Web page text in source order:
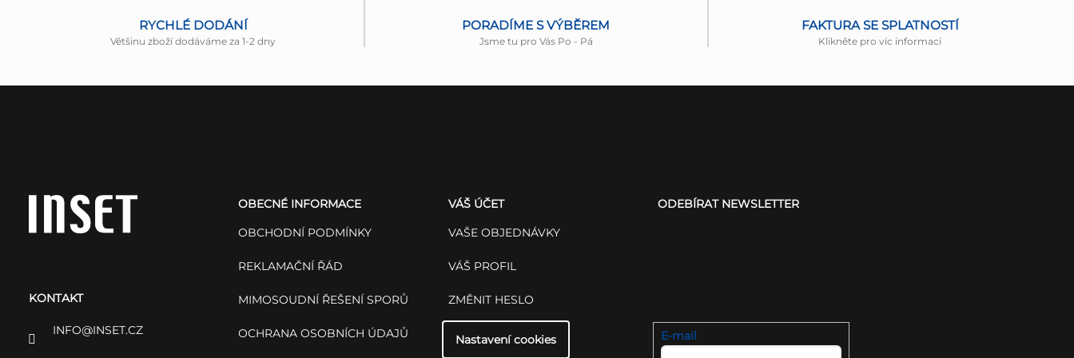
RYCHLÉ DODÁNÍ
Většinu zboží dodáváme za 1-2 dny
PORADÍME S VÝBĚREM
Jsme tu pro Vás Po - Pá
FAKTURA SE SPLATNOSTÍ
Klikněte pro víc informací
KONTAKT
INFO@INSET.CZ
OBECNÉ INFORMACE
OBCHODNÍ PODMÍNKY
REKLAMAČNÍ ŘÁD
MIMOSOUDNÍ ŘEŠENÍ SPORŮ
OCHRANA OSOBNÍCH ÚDAJŮ
VÁŠ ÚČET
VAŠE OBJEDNÁVKY
VÁŠ PROFIL
ZMĚNIT HESLO
Nastavení cookies
ODEBÍRAT NEWSLETTER
E-mail